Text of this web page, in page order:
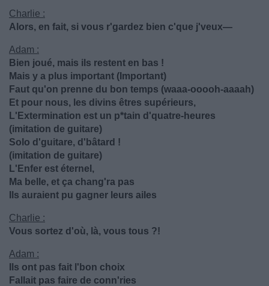
Charlie :
Alors, en fait, si vous r'gardez bien c'que j'veux—
Adam :
Bien joué, mais ils restent en bas !
Mais y a plus important (Important)
Faut qu'on prenne du bon temps (waaa-ooooh-aaaah)
Et pour nous, les divins êtres supérieurs,
L'Extermination est un p*tain d'quatre-heures
(imitation de guitare)
Solo d'guitare, d'bâtard !
(imitation de guitare)
L'Enfer est éternel,
Ma belle, et ça chang'ra pas
Ils auraient pu gagner leurs ailes
Charlie :
Vous sortez d'où, là, vous tous ?!
Adam :
Ils ont pas fait l'bon choix
Fallait pas faire de conn'ries